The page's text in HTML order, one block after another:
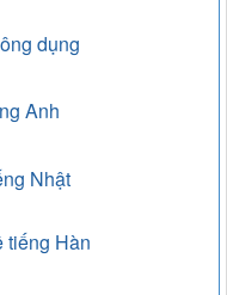
dụng
Anh
Nhật
tiếng Hàn